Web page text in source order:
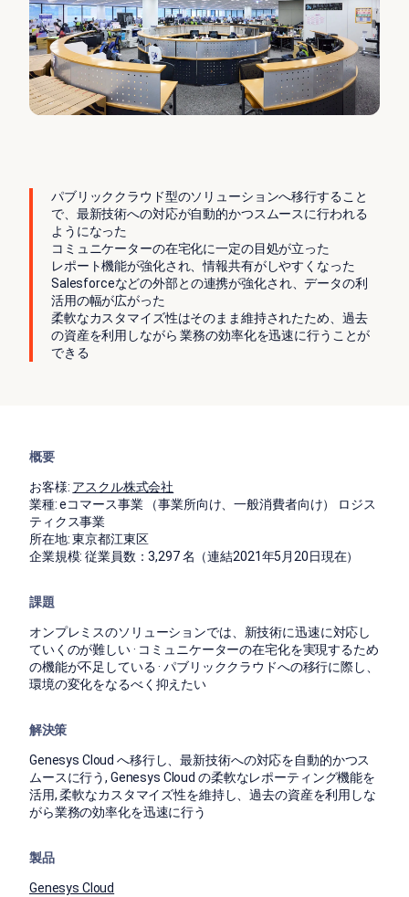
パブリッククラウド型のソリューションへ移行すること
で、最新技術への対応が自動的かつスムースに行われる
ようになった
コミュニケーターの在宅化に一定の目処が立った
レポート機能が強化され、情報共有がしやすくなった
Salesforceなどの外部との連携が強化され、データの利
活用の幅が広がった
柔軟なカスタマイズ性はそのまま維持されたため、過去
の資産を利用しながら 業務の効率化を迅速に行うことが
できる
概要
お客様: アスクル株式会社
業種:eコマース事業 （事業所向け、一般消費者向け） ロジス
ティクス事業
所在地:東京都江東区
企業規模: 従業員数：3,297 名（連結2021年5月20日現在）
課題
オンプレミスのソリューションでは、新技術に迅速に対応し
ていくのが難しい · コミュニケーターの在宅化を実現するため
の機能が不足している · パブリッククラウドへの移行に際し、
環境の変化をなるべく抑えたい
解決策
Genesys Cloud へ移行し、最新技術への対応を自動的かつス
ムースに行う, Genesys Cloud の柔軟なレポーティング機能を
活用, 柔軟なカスタマイズ性を維持し、過去の資産を利用しな
がら業務の効率化を迅速に行う
製品
Genesys Cloud